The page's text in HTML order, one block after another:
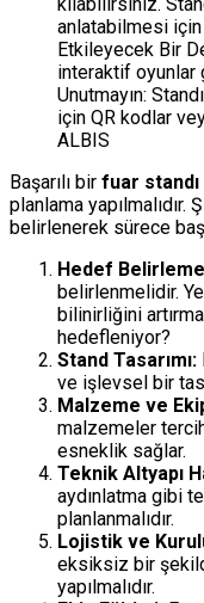
ALBIS
Başarılı bir fuar
planlama
belirlenerek sürece
Hedef
belirlenmelidir.
bilinirliğini
hedefleniyor?
Stand Tasarımı:
ve işlevsel bir
Malzeme ve
malzemeler
esneklik sağlar.
Teknik Altyapı
aydınlatma gibi
planlanmalıdır.
Lojistik ve
eksiksiz bir
yapılmalıdır.